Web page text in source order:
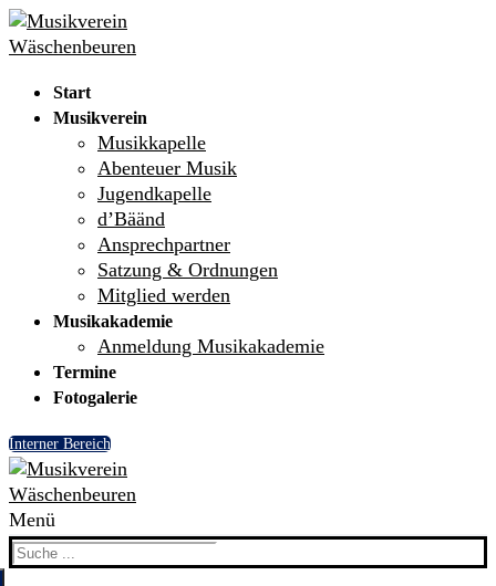
Skip
to
Menu
Close
Start
Musikverein
Musikkapelle
Abenteuer Musik
Jugendkapelle
d’Bäänd
Ansprechpartner
Satzung & Ordnungen
Mitglied werden
Musikakademie
Anmeldung Musikakademie
Termine
Fotogalerie
Interner Bereich
Menü
Search